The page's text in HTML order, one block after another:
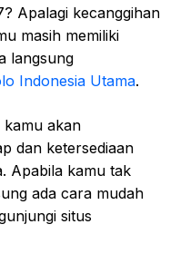
Apalagi kecanggihan
masih memiliki
langsung
Indonesia Utama.
kamu akan
dan ketersediaan
Apabila kamu tak
ada cara mudah
situs